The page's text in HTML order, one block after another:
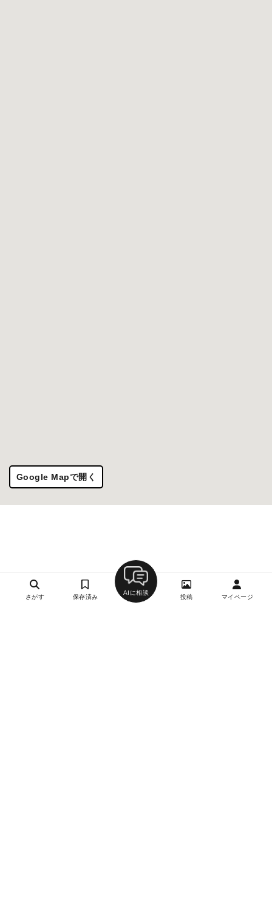
Google Mapで開く
さがす 保存済み
AIに相談
投稿 マイページ